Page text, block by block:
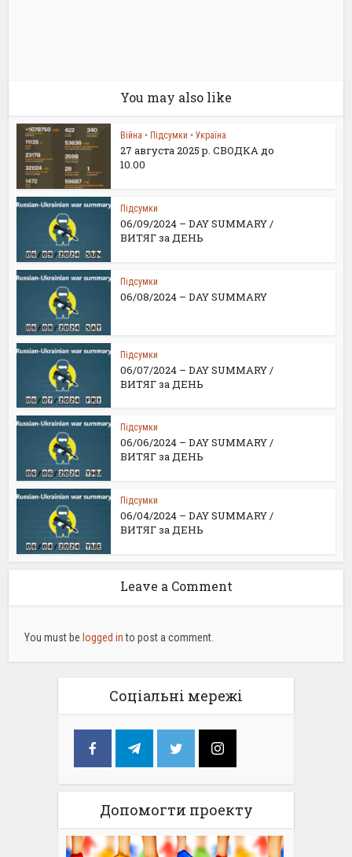
You may also like
Війна • Підсумки • Україна
27 августа 2025 р. СВОДКА до
10.00
Підсумки
06/09/2024 – DAY SUMMARY /
ВИТЯГ за ДЕНЬ
Підсумки
06/08/2024 – DAY SUMMARY
Підсумки
06/07/2024 – DAY SUMMARY /
ВИТЯГ за ДЕНЬ
Підсумки
06/06/2024 – DAY SUMMARY /
ВИТЯГ за ДЕНЬ
Підсумки
06/04/2024 – DAY SUMMARY /
ВИТЯГ за ДЕНЬ
Leave a Comment
You must be logged into post a comment.
Соціальні мережі
Допомогти проекту